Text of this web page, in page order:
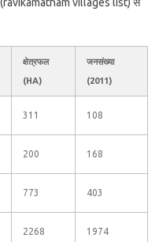
क्षेत्रफल
(HA)
जनसंख्या
(2011)
311 108
200 168
773 403
2268 1974